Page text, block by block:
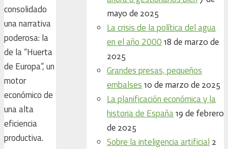
consolidado
una narrativa
poderosa: la
de la “Huerta
de Europa”, un
motor
económico de
una alta
eficiencia
productiva.
mayo de 2025
La crisis de la política del agua
en el año 2000 18 de marzo de
2025
Grandes presas, pequeños
embalses 10 de marzo de 2025
La planificación económica y la
historia de España 19 de febrero
de 2025
Sobre la inteligencia artificial 2